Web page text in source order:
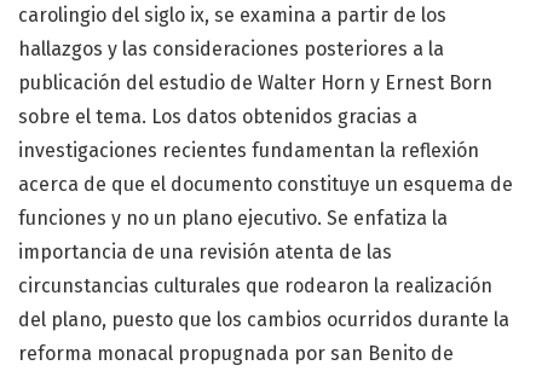
carolingio del siglo ix, se examina a partir de los
hallazgos y las consideraciones posteriores a la
publicación del estudio de Walter Horn y Ernest Born
sobre el tema. Los datos obtenidos gracias a
investigaciones recientes fundamentan la reflexión
acerca de que el documento constituye un esquema de
funciones y no un plano ejecutivo. Se enfatiza la
importancia de una revisión atenta de las
circunstancias culturales que rodearon la realización
del plano, puesto que los cambios ocurridos durante la
reforma monacal propugnada por san Benito de